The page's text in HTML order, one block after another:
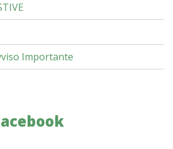
Importante